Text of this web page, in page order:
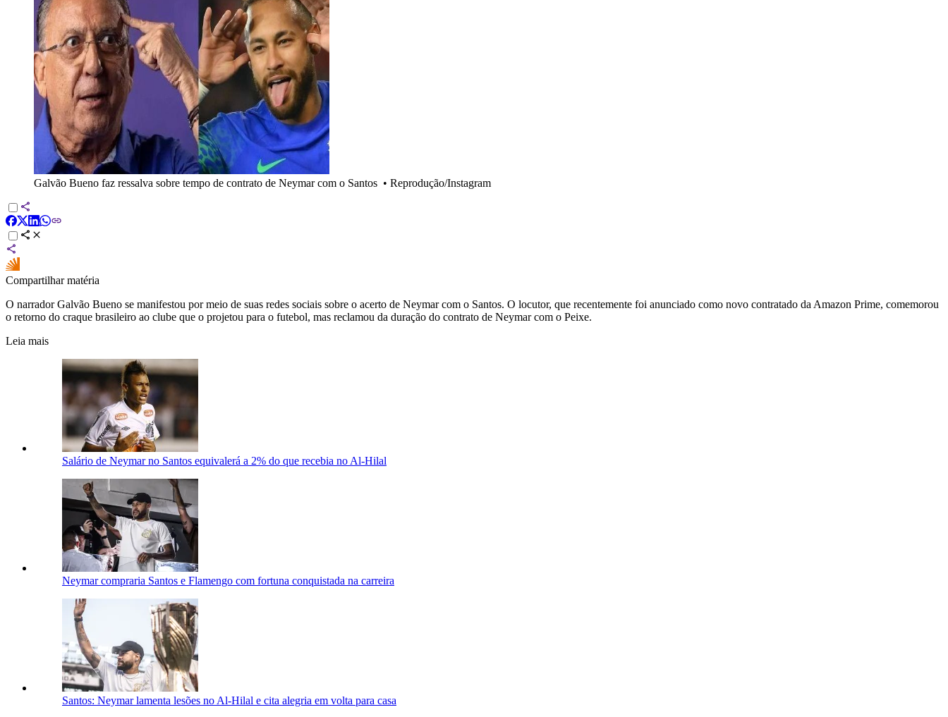
Galvão Bueno faz ressalva sobre tempo de contrato de Neymar com o Santos • Reprodução/Instagram
Compartilhar matéria
O narrador Galvão Bueno se manifestou por meio de suas redes sociais sobre o acerto de Neymar com o Santos. O locutor, que recentemente foi anunciado como novo contratado da Amazon Prime, comemorou
o retorno do craque brasileiro ao clube que o projetou para o futebol, mas reclamou da duração do contrato de Neymar com o Peixe.
Leia mais
Salário de Neymar no Santos equivalerá a 2% do que recebia no Al-Hilal
Neymar compraria Santos e Flamengo com fortuna conquistada na carreira
Santos: Neymar lamenta lesões no Al-Hilal e cita alegria em volta para casa